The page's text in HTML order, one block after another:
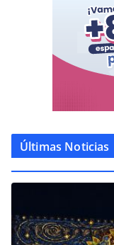
Últimas Noticias